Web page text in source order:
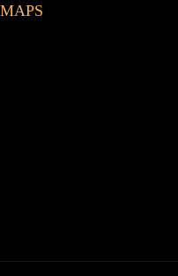
MAPS